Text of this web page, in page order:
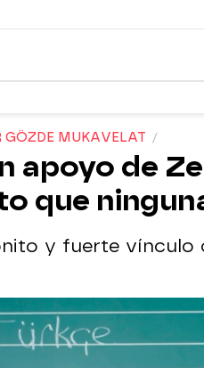
GÖZDE MUKAVELAT
apoyo de
que
y fuerte